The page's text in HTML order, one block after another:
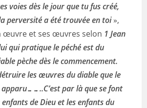
voies dès le jour que tu fus créé,
perversité a été trouvée en toi»,
œuvre et ses œuvres selon 1 Jean
qui pratique le péché est du
pèche dès le commencement.
les œuvres du diable que le
apparu……..C’est par là que se font
de Dieu et les enfants du